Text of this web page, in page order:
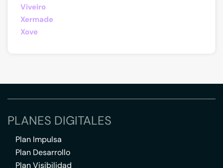
Viveiro
Xermade
Xove
PLANES DIGITALES
Plan Impulsa
Plan Desarrollo
Plan Visibilidad